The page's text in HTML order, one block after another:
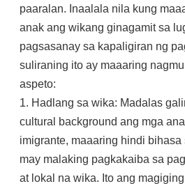
paaralan. Inaalala nila kung
anak ang wikang ginagamit sa
pagsasanay sa kapaligiran ng
suliraning ito ay maaaring
aspeto:
1. Hadlang sa wika: Madalas
cultural background ang mga
imigrante, maaaring hindi
may malaking pagkakaiba sa
at lokal na wika. Ito ang